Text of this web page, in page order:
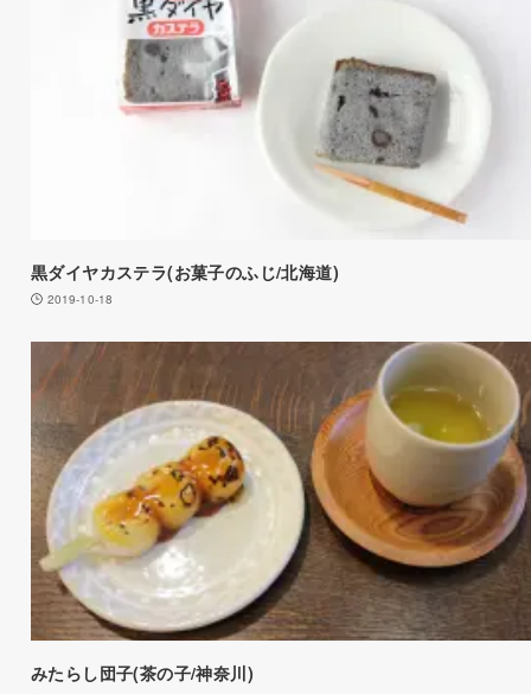
黒ダイヤカステラ(お菓子のふじ/北海道)
2019-10-18
みたらし団子(茶の子/神奈川)